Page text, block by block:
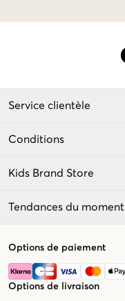
Service clientèle
Conditions
Kids Brand Store
Tendances du moment
Options de paiement
Options de livraison